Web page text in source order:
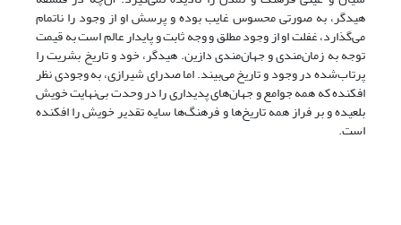
هیدگر، به صورتی محسوس غایب بوده و پرسش او از وجود را ناتمام
می‌گذارد، غفلت او از وجود مطلق و وجه ثابت و پایدار عالم است به قیمت
توجه به زمان‌مندی و جهان‌مندی دازین. هیدگر، خود و تاریخ بشریت را
پرتاب‌شده در وجود و تاریخ می‌بیند. اما صدرای شیرازی، به وجودی نظر
افکنده که همه جوامع و جهان‌های پدیداری را در وحدت بی‌نهایت خویش
بلعیده و بر فراز همه تاریخ‌ها و فرهنگ‌ها سایه تقدیر خویش را ‌افکنده
است.